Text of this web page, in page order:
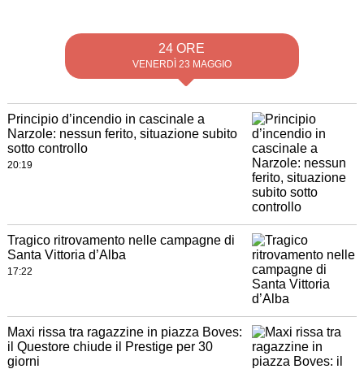
24 ORE
VENERDÌ 23 MAGGIO
Principio d’incendio in cascinale a
Narzole: nessun ferito, situazione subito
sotto controllo
20:19
Tragico ritrovamento nelle campagne di
Santa Vittoria d’Alba
17:22
Maxi rissa tra ragazzine in piazza Boves:
il Questore chiude il Prestige per 30
giorni